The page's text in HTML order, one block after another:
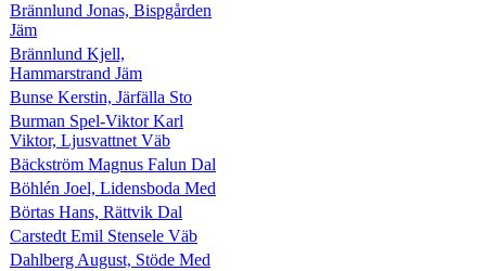
Brännlund Jonas, Bispgården
Jäm
Brännlund Kjell,
Hammarstrand Jäm
Bunse Kerstin, Järfälla Sto
Burman Spel-Viktor Karl
Viktor, Ljusvattnet Väb
Bäckström Magnus Falun Dal
Böhlén Joel, Lidensboda Med
Börtas Hans, Rättvik Dal
Carstedt Emil Stensele Väb
Dahlberg August, Stöde Med